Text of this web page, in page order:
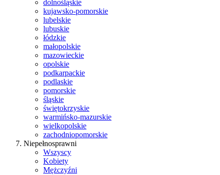
dolnośląskie
kujawsko-pomorskie
lubelskie
lubuskie
łódzkie
małopolskie
mazowieckie
opolskie
podkarpackie
podlaskie
pomorskie
śląskie
świętokrzyskie
warmińsko-mazurskie
wielkopolskie
zachodniopomorskie
Niepełnosprawni
Wszyscy
Kobiety
Mężczyźni